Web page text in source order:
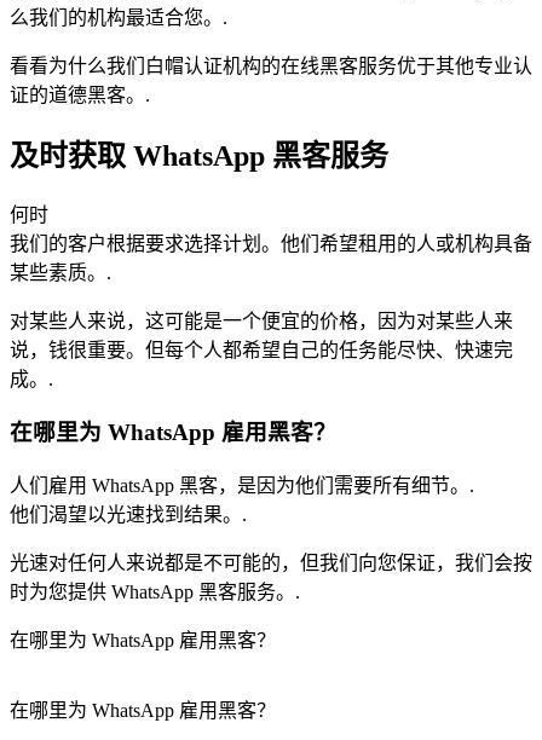
么我们的机构最适合您。.
看看为什么我们白帽认证机构的在线黑客服务优于其他专业认
证的道德黑客。.
及时获取 WhatsApp 黑客服务
何时
我们的客户根据要求选择计划。他们希望租用的人或机构具备
某些素质。.
对某些人来说，这可能是一个便宜的价格，因为对某些人来
说，钱很重要。但每个人都希望自己的任务能尽快、快速完
成。.
在哪里为 WhatsApp 雇用黑客？
人们雇用 WhatsApp 黑客，是因为他们需要所有细节。.
他们渴望以光速找到结果。.
光速对任何人来说都是不可能的，但我们向您保证，我们会按
时为您提供 WhatsApp 黑客服务。.
在哪里为 WhatsApp 雇用黑客？